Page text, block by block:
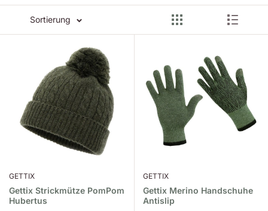
Sortierung
GETTIX
Gettix Strickmütze PomPom
Hubertus
GETTIX
Gettix Merino Handschuhe
Antislip